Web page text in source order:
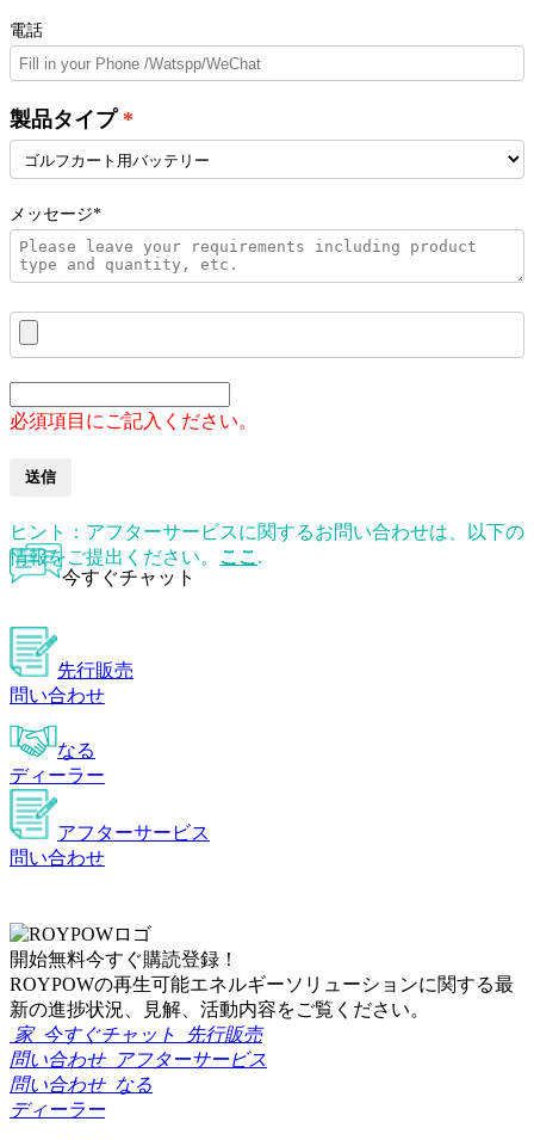
電話
製品タイプ
メッセージ*
必須項目にご記入ください。
送信
ヒント：アフターサービスに関するお問い合わせは、以下の
情報をご提出ください。 ここ .
今すぐチャット
先行販売
問い合わせ
なる
ディーラー
アフターサービス
問い合わせ
開始無料今すぐ購読登録！
ROYPOWの再生可能エネルギーソリューションに関する最
新の進捗状況、見解、活動内容をご覧ください。
家 今すぐチャット
先行販売
問い合わせ
アフターサービス
問い合わせ なる
ディーラー